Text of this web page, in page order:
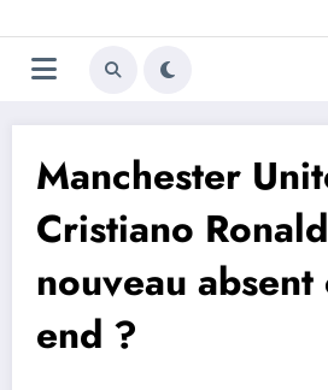
au
contenu
Manchester
Cristiano
nouveau absent
end ?